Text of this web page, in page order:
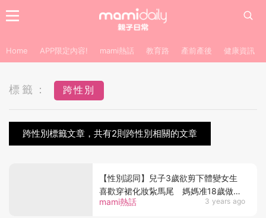
Home APP限定內容! mami熱話 教育路 產前產後 健康資訊
標籤： 跨性別
跨性別標籤文章，共有2則跨性別相關的文章
mami熱話 3 years ago
【性別認同】兒子3歲欲剪下體變女生
喜歡穿裙化妝紥馬尾 媽媽准18歲做變
性手術